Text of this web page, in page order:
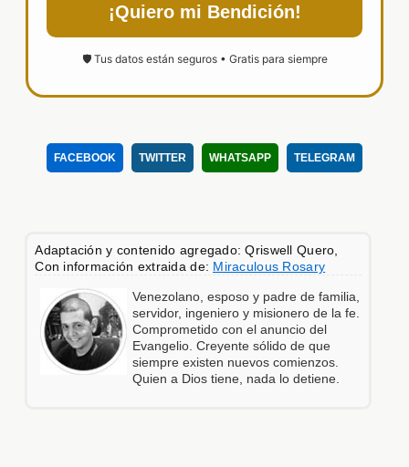
¡Quiero mi Bendición!
🛡️ Tus datos están seguros • Gratis para siempre
FACEBOOK TWITTER WHATSAPP TELEGRAM
Adaptación y contenido agregado: Qriswell Quero,
Con información extraida de: Miraculous Rosary
Venezolano, esposo y padre de familia,
servidor, ingeniero y misionero de la fe.
Comprometido con el anuncio del
Evangelio. Creyente sólido de que
siempre existen nuevos comienzos.
Quien a Dios tiene, nada lo detiene.